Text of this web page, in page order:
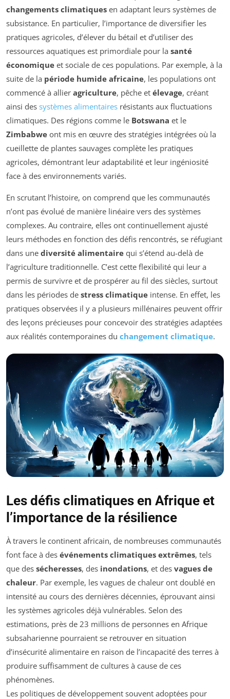
changements climatiques en adaptant leurs systèmes de
subsistance. En particulier, l’importance de diversifier les
pratiques agricoles, d’élever du bétail et d’utiliser des
ressources aquatiques est primordiale pour la santé
économique et sociale de ces populations. Par exemple, à la
suite de la période humide africaine, les populations ont
commencé à allier agriculture, pêche et élevage, créant
ainsi des systèmes alimentaires résistants aux fluctuations
climatiques. Des régions comme le Botswana et le
Zimbabwe ont mis en œuvre des stratégies intégrées où la
cueillette de plantes sauvages complète les pratiques
agricoles, démontrant leur adaptabilité et leur ingéniosité
face à des environnements variés.
En scrutant l’histoire, on comprend que les communautés
n’ont pas évolué de manière linéaire vers des systèmes
complexes. Au contraire, elles ont continuellement ajusté
leurs méthodes en fonction des défis rencontrés, se réfugiant
dans une diversité alimentaire qui s’étend au-delà de
l’agriculture traditionnelle. C’est cette flexibilité qui leur a
permis de survivre et de prospérer au fil des siècles, surtout
dans les périodes de stress climatique intense. En effet, les
pratiques observées il y a plusieurs millénaires peuvent offrir
des leçons précieuses pour concevoir des stratégies adaptées
aux réalités contemporaines du changement climatique.
Les défis climatiques en Afrique et
l’importance de la résilience
À travers le continent africain, de nombreuses communautés
font face à des événements climatiques extrêmes, tels
que des sécheresses, des inondations, et des vagues de
chaleur. Par exemple, les vagues de chaleur ont doublé en
intensité au cours des dernières décennies, éprouvant ainsi
les systèmes agricoles déjà vulnérables. Selon des
estimations, près de 23 millions de personnes en Afrique
subsaharienne pourraient se retrouver en situation
d’insécurité alimentaire en raison de l’incapacité des terres à
produire suffisamment de cultures à cause de ces
phénomènes.
Les politiques de développement souvent adoptées pour